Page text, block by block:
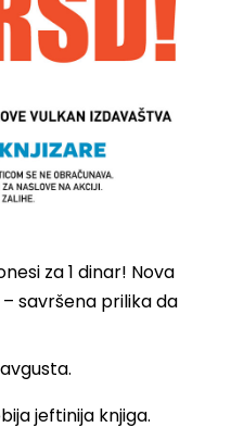
za 1 dinar! Nova
savršena prilika da
jeftinija knjiga.